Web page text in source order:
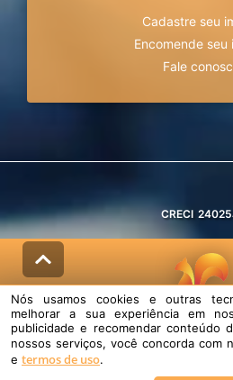
Cadastre seu
Encomende seu
Fale
CRECI
© DESENVOLVIDO
Nós usamos cookies e outras
sua experiência em nossos serviços,
Nós usamos cookies e outras
melhorar a sua experiência em
publicidade e recomendar conteúdo
nossos serviços, você concorda com
e termos de uso.